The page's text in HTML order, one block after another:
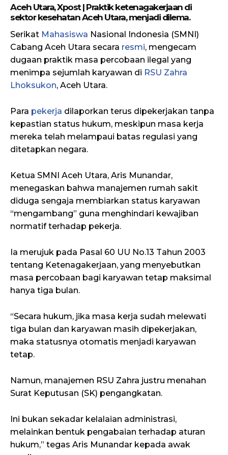
Aceh Utara, Xpost | Praktik ketenagakerjaan di
sektor kesehatan Aceh Utara, menjadi dilema.
Serikat Mahasiswa Nasional Indonesia (SMNI)
Cabang Aceh Utara secara resmi, mengecam
dugaan praktik masa percobaan ilegal yang
menimpa sejumlah karyawan di RSU Zahra
Lhoksukon, Aceh Utara.
Para pekerja dilaporkan terus dipekerjakan tanpa
kepastian status hukum, meskipun masa kerja
mereka telah melampaui batas regulasi yang
ditetapkan negara.
Ketua SMNI Aceh Utara, Aris Munandar,
menegaskan bahwa manajemen rumah sakit
diduga sengaja membiarkan status karyawan
“mengambang” guna menghindari kewajiban
normatif terhadap pekerja.
Ia merujuk pada Pasal 60 UU No.13 Tahun 2003
tentang Ketenagakerjaan, yang menyebutkan
masa percobaan bagi karyawan tetap maksimal
hanya tiga bulan.
“Secara hukum, jika masa kerja sudah melewati
tiga bulan dan karyawan masih dipekerjakan,
maka statusnya otomatis menjadi karyawan
tetap.
Namun, manajemen RSU Zahra justru menahan
Surat Keputusan (SK) pengangkatan.
Ini bukan sekadar kelalaian administrasi,
melainkan bentuk pengabaian terhadap aturan
hukum,” tegas Aris Munandar kepada awak